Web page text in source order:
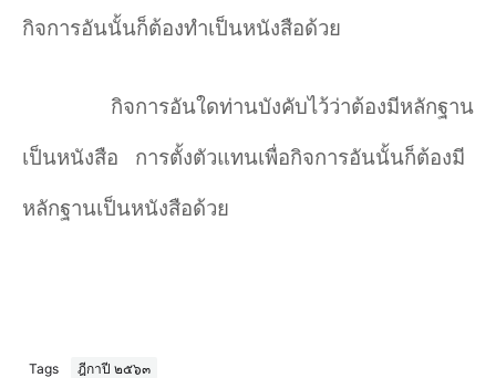
กิจการอันนั้นก็ต้องทำเป็นหนังสือด้วย
กิจการอันใดท่านบังคับไว้ว่าต้องมีหลักฐาน
เป็นหนังสือ
การตั้งตัวแทนเพื่อกิจการอันนั้นก็ต้องมี
หลักฐานเป็นหนังสือด้วย
Tags ฎีกาปี ๒๕๖๓